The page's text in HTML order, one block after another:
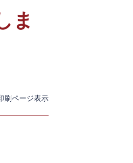
ま
刷ページ表示